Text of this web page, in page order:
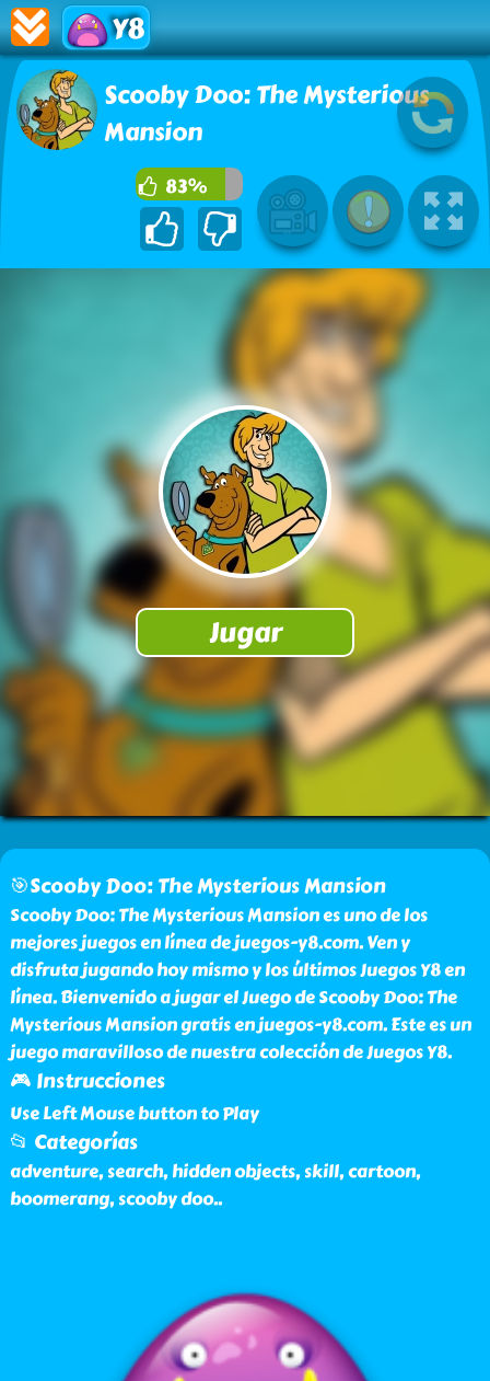
Y8
Scooby Doo: The Mysterious
Mansion
83%
🎯Scooby Doo: The Mysterious Mansion
Scooby Doo: The Mysterious Mansion es uno de los
mejores juegos en línea de juegos-y8.com. Ven y
disfruta jugando hoy mismo y los últimos Juegos Y8 en
línea. Bienvenido a jugar el Juego de Scooby Doo: The
Mysterious Mansion gratis en juegos-y8.com. Este es un
juego maravilloso de nuestra colección de Juegos Y8.
🎮 Instrucciones
Use Left Mouse button to Play
📂 Categorías
adventure, search, hidden objects, skill, cartoon,
boomerang, scooby doo..